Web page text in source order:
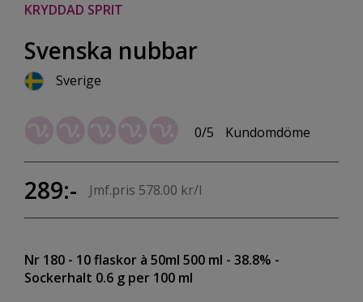
KRYDDAD SPRIT
Svenska nubbar
Sverige
0/5 Kundomdöme
289:- Jmf.pris 578.00 kr/l
Nr 180 - 10 flaskor à 50ml 500 ml - 38.8% -
Sockerhalt 0.6 g per 100 ml